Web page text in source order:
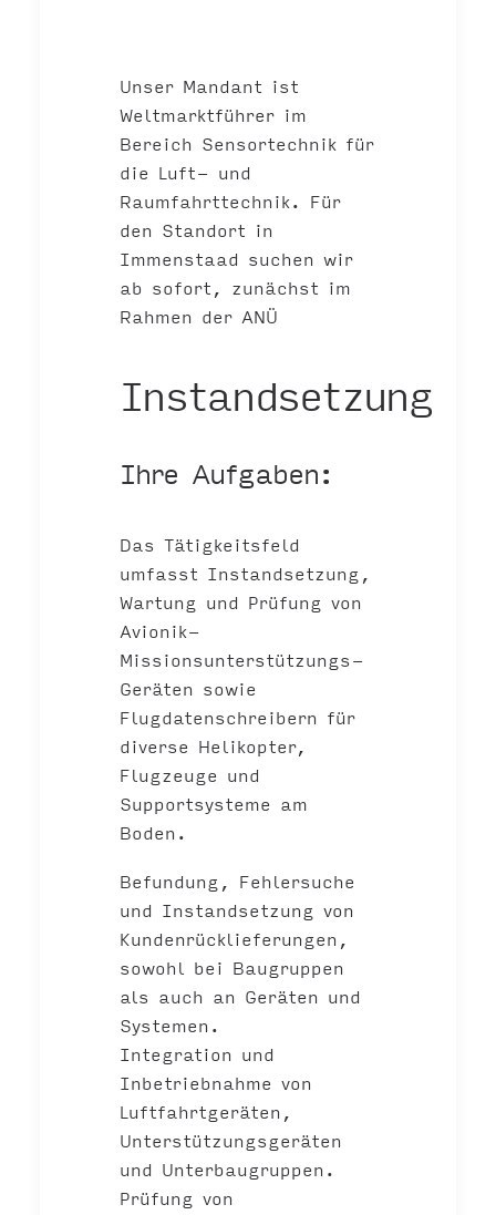
Unser Mandant ist
Weltmarktführer im
Bereich Sensortechnik für
die Luft- und
Raumfahrttechnik. Für
den Standort in
Immenstaad suchen wir
ab sofort, zunächst im
Rahmen der ANÜ
Instandsetzung
Ihre Aufgaben:
Das Tätigkeitsfeld
umfasst Instandsetzung,
Wartung und Prüfung von
Avionik-
Missionsunterstützungs-
Geräten sowie
Flugdatenschreibern für
diverse Helikopter,
Flugzeuge und
Supportsysteme am
Boden.
Befundung, Fehlersuche
und Instandsetzung von
Kundenrücklieferungen,
sowohl bei Baugruppen
als auch an Geräten und
Systemen.
Integration und
Inbetriebnahme von
Luftfahrtgeräten,
Unterstützungsgeräten
und Unterbaugruppen.
Prüfung von